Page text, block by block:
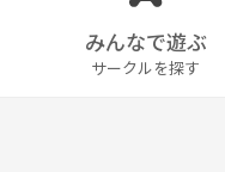
みんなで遊ぶ
サークルを探す